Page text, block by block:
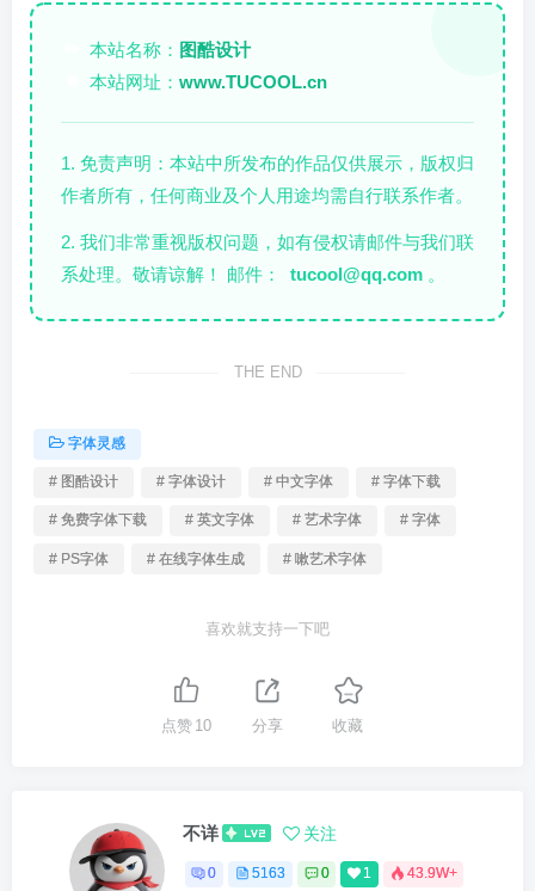
本站名称： 图酷设计
本站网址： www.TUCOOL.cn
1. 免责声明：本站中所发布的作品仅供展示，版权归
作者所有，任何商业及个人用途均需自行联系作者。
2. 我们非常重视版权问题，如有侵权请邮件与我们联
系处理。敬请谅解！ 邮件：
tucool@qq.com 。
THE END
字体灵感
# 图酷设计 # 字体设计 # 中文字体 # 字体下载
# 免费字体下载 # 英文字体 # 艺术字体 # 字体
# PS字体 # 在线字体生成 # 嗽艺术字体
喜欢就支持一下吧
点赞 10 分享 收藏
不详 关注
0 5163 0 1 43.9W+